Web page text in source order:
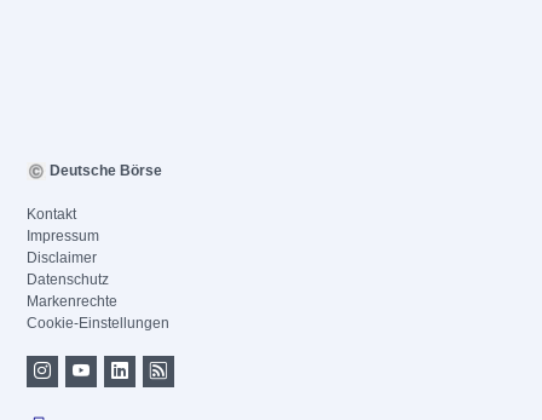
Deutsche Börse
Kontakt
Impressum
Disclaimer
Datenschutz
Markenrechte
Cookie-Einstellungen